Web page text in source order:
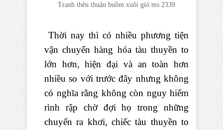
Tranh thêu thuận buồm xuôi gió ms 2339
Thời nay thì có nhiều phương tiện
vận chuyển hàng hóa tàu thuyền to
lớn hơn, hiện đại và an toàn hơn
nhiều so với trước đây nhưng không
có nghĩa rằng không còn nguy hiểm
rình rập chờ đợi họ trong những
chuyến ra khơi, chiếc tàu thuyền to